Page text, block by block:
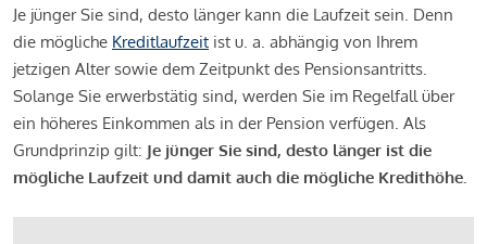
Je jünger Sie sind, desto länger kann die Laufzeit sein. Denn
die mögliche Kreditlaufzeit ist u. a. abhängig von Ihrem
jetzigen Alter sowie dem Zeitpunkt des Pensionsantritts.
Solange Sie erwerbstätig sind, werden Sie im Regelfall über
ein höheres Einkommen als in der Pension verfügen. Als
Grundprinzip gilt: Je jünger Sie sind, desto länger ist die
mögliche Laufzeit und damit auch die mögliche Kredithöhe.